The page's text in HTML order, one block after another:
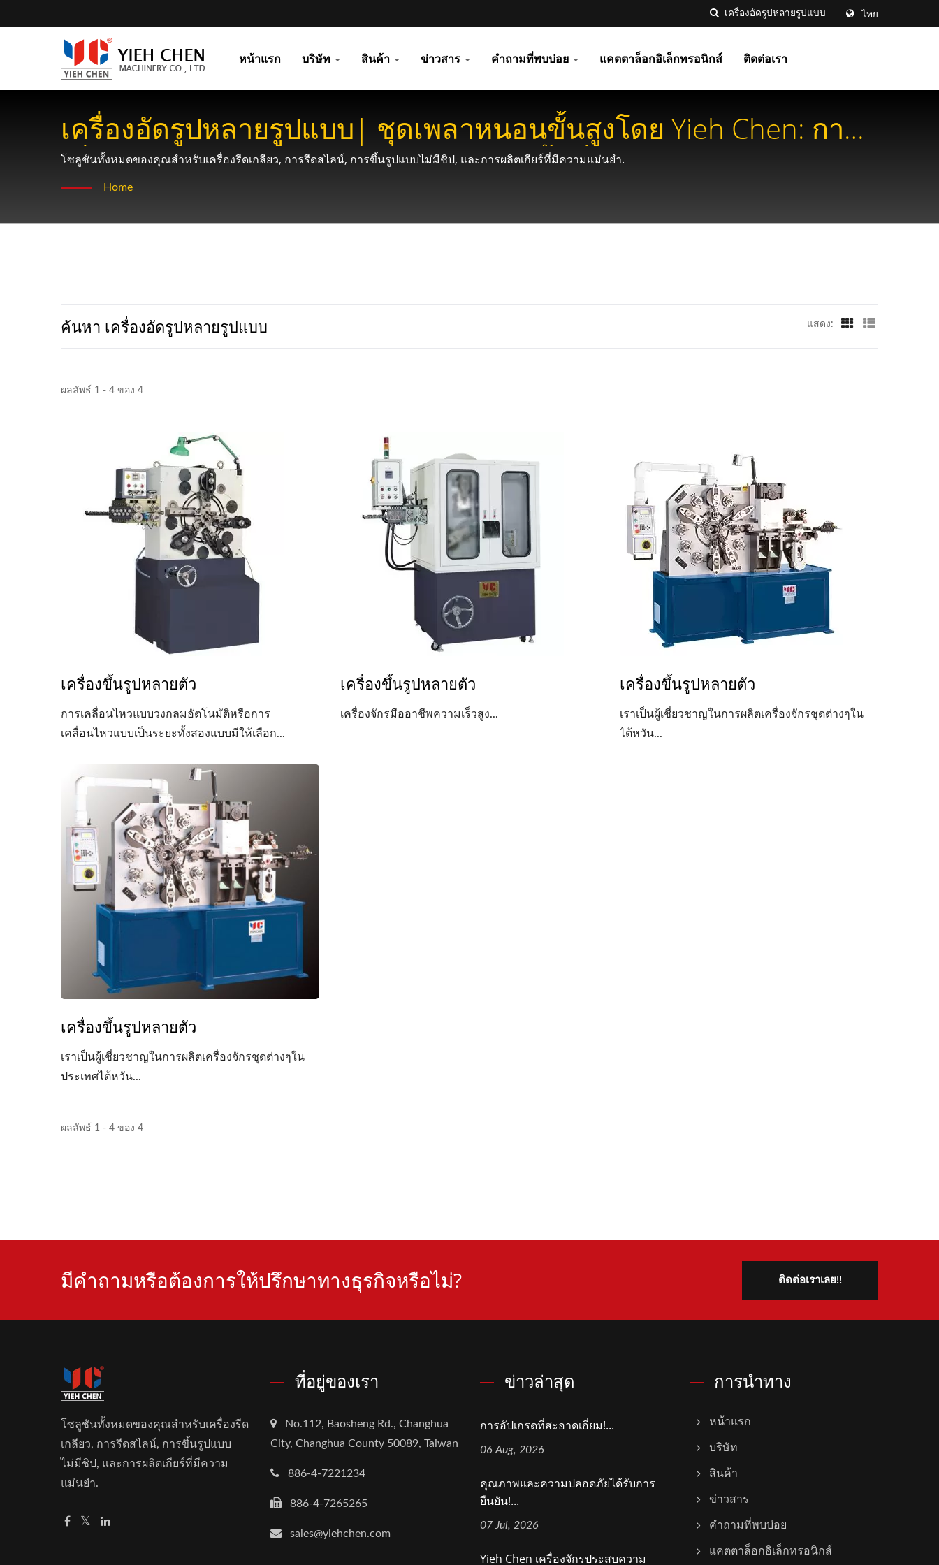
ไทย
หน้าแรก บริษัท สินค้า ข่าวสาร คำถามที่พบบ่อย แคตตาล็อกอิเล็กทรอนิกส์ ติดต่อเรา
เครื่องอัดรูปหลายรูปแบบ| ชุดเพลาหนอนขั้นสูงโดย Yieh Chen: การ
เพิ่มประสิทธิภาพของโซลูชันเกียร์สำหรับพื้นที่แคบ
โซลูชันทั้งหมดของคุณสำหรับเครื่องรีดเกลียว, การรีดสไลน์, การขึ้นรูปแบบไม่มีชิป, และการผลิตเกียร์ที่มีความแม่นยำ.
Home
ค้นหา เครื่องอัดรูปหลายรูปแบบ แสดง:
ผลลัพธ์ 1 - 4 ของ 4
เครื่องขึ้นรูปหลายตัว
การเคลื่อนไหวแบบวงกลมอัตโนมัติหรือการ
เคลื่อนไหวแบบเป็นระยะทั้งสองแบบมีให้เลือก...
เครื่องขึ้นรูปหลายตัว
เครื่องจักรมืออาชีพความเร็วสูง...
เครื่องขึ้นรูปหลายตัว
เราเป็นผู้เชี่ยวชาญในการผลิตเครื่องจักรชุดต่างๆใน
ไต้หวัน...
เครื่องขึ้นรูปหลายตัว
เราเป็นผู้เชี่ยวชาญในการผลิตเครื่องจักรชุดต่างๆใน
ประเทศไต้หวัน...
ผลลัพธ์ 1 - 4 ของ 4
มีคำถามหรือต้องการให้ปรึกษาทางธุรกิจหรือไม่? ติดต่อเราเลย!!
โซลูชันทั้งหมดของคุณสำหรับเครื่องรีด
เกลียว, การรีดสไลน์, การขึ้นรูปแบบ
ไม่มีชิป, และการผลิตเกียร์ที่มีความ
แม่นยำ.
ที่อยู่ของเรา
No.112, Baosheng Rd., Changhua
City, Changhua County 50089, Taiwan
886-4-7221234
886-4-7265265
sales@yiehchen.com
ข่าวล่าสุด
การอัปเกรดที่สะอาดเอี่ยม!...
06 Aug, 2026
คุณภาพและความปลอดภัยได้รับการ
ยืนยัน!...
07 Jul, 2026
Yieh Chen เครื่องจักรประสบความ
การนำทาง
หน้าแรก
บริษัท
สินค้า
ข่าวสาร
คำถามที่พบบ่อย
แคตตาล็อกอิเล็กทรอนิกส์